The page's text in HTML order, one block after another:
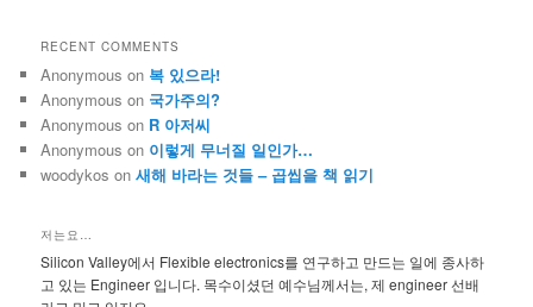
RECENT COMMENTS
Anonymous on 복 있으라!
Anonymous on 국가주의?
Anonymous on R 아저씨
Anonymous on 이렇게 무너질 일인가…
woodykos on새해 바라는 것들 – 곱씹을 책 읽기
저는요…
Silicon Valley에서 Flexible electronics를 연구하고 만드는 일에 종사하
고 있는 Engineer 입니다. 목수이셨던 예수님께서는, 제 engineer 선배